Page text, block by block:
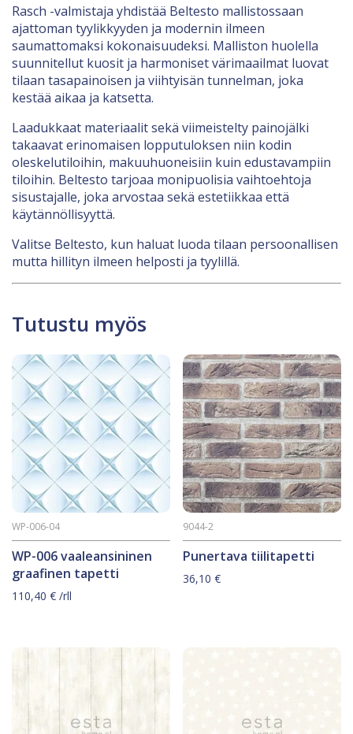
Rasch -valmistaja yhdistää Beltesto mallistossaan
ajattoman tyylikkyyden ja modernin ilmeen
saumattomaksi kokonaisuudeksi. Malliston huolella
suunnitellut kuosit ja harmoniset värimaailmat luovat
tilaan tasapainoisen ja viihtyisän tunnelman, joka
kestää aikaa ja katsetta.
Laadukkaat materiaalit sekä viimeistelty painojälki
takaavat erinomaisen lopputuloksen niin kodin
oleskelutiloihin, makuuhuoneisiin kuin edustavampiin
tiloihin. Beltesto tarjoaa monipuolisia vaihtoehtoja
sisustajalle, joka arvostaa sekä estetiikkaa että
käytännöllisyyttä.
Valitse Beltesto, kun haluat luoda tilaan persoonallisen
mutta hillityn ilmeen helposti ja tyylillä.
Tutustu myös
WP-006 vaaleansininen
graafinen tapetti
WP-006-04
110,40 € /rll
Punertava tiilitapetti
9044-2
36,10€